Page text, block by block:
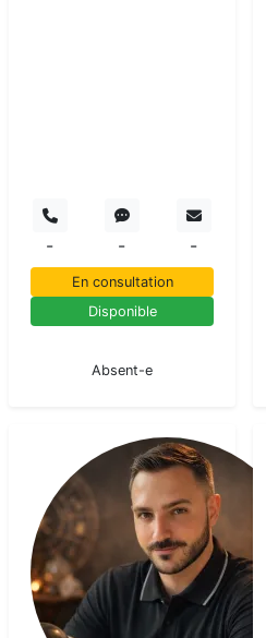
- - -
En consultation
Disponible
Absent-e